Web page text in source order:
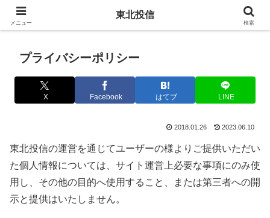
プライバシーポリシー
X Facebook はてブ LINE
2018.01.26 2023.06.10
東北投信の運営を通じてユーザーの様よりご提供いただい
た個人情報については、サイト運営上必要な事項にのみ使
用し、その他の目的へ使用すること、または第三者への開
示と提供はいたしません。
メニュー
東北投信
検索